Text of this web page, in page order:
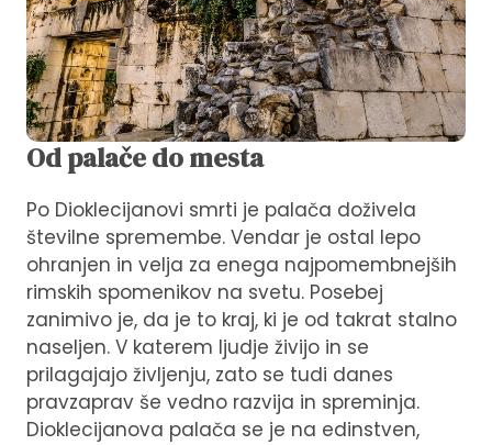
Od palače do mesta
Po Dioklecijanovi smrti je palača doživela
številne spremembe. Vendar je ostal lepo
ohranjen in velja za enega najpomembnejših
rimskih spomenikov na svetu. Posebej
zanimivo je, da je to kraj, ki je od takrat stalno
naseljen. V katerem ljudje živijo in se
prilagajajo življenju, zato se tudi danes
pravzaprav še vedno razvija in spreminja.
Dioklecijanova palača se je na edinstven,